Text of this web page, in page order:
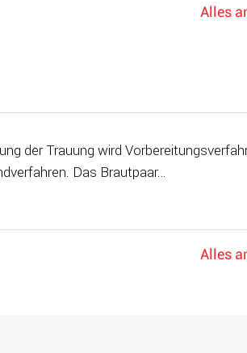
Alles
Eheschliessung genannt und ersetzt das frühere Verkündverfahren. Das Brautpaar…
Alles